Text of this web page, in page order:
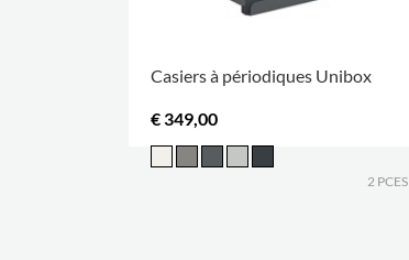
Casiers à périodiques Unibox
€ 349,00
2 PCES